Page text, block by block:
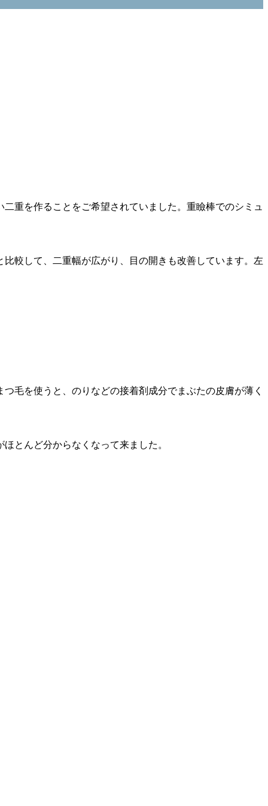
二重を作ることをご希望されていました。重瞼棒でのシミュ
比較して、二重幅が広がり、目の開きも改善しています。左
つ毛を使うと、のりなどの接着剤成分でまぶたの皮膚が薄く
ほとんど分からなくなって来ました。